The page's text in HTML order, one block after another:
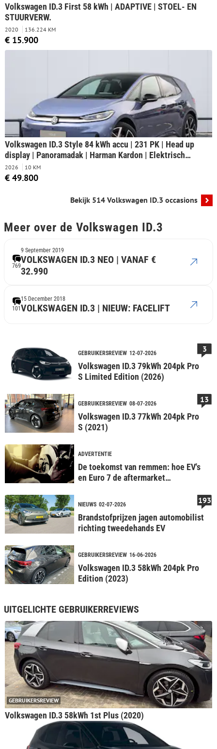
Volkswagen ID.3 First 58 kWh | ADAPTIVE | STOEL- EN
STUURVERW.
2020 136.224 KM
€ 15.900
Volkswagen ID.3 Style 84 kWh accu | 231 PK | Head up
display | Panoramadak | Harman Kardon | Elektrisch
verstelbare bestuurderstoel | 20" inch velgen |
2026 10 KM
€ 49.800
Bekijk 514 Volkswagen ID.3 occasions
Meer over de Volkswagen ID.3
769
VOLKSWAGEN ID.3 NEO | VANAF €
32.990
9 September 2019
101VOLKSWAGEN ID.3 | NIEUW: FACELIFT
15 December 2018
GEBRUIKERSREVIEW 12-07-2026
Volkswagen ID.3 79kWh 204pk Pro
S Limited Edition (2026)
3
GEBRUIKERSREVIEW 08-07-2026
Volkswagen ID.3 77kWh 204pk Pro
S (2021)
13
ADVERTENTIE
De toekomst van remmen: hoe EV's
en Euro 7 de aftermarket
NIEUWS 02-07-2026
Brandstofprijzen jagen automobilist
richting tweedehands EV
193
GEBRUIKERSREVIEW 16-06-2026
Volkswagen ID.3 58kWh 204pk Pro
Edition (2023)
UITGELICHTE GEBRUIKERREVIEWS
GEBRUIKERSREVIEW
Volkswagen ID.3 58kWh 1st Plus (2020)